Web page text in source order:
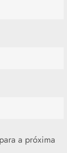
a próxima